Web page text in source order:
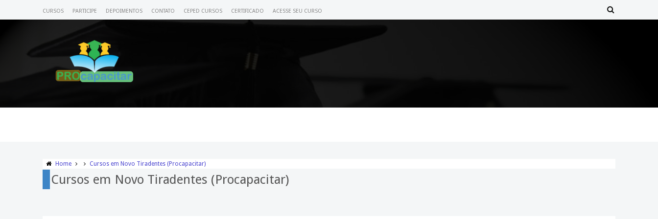
CURSOS PARTICIPE DEPOIMENTOS CONTATO CEPED CURSOS CERTIFICADO ACESSE SEU CURSO
Home Cursos em Novo Tiradentes (Procapacitar)
Cursos em Novo Tiradentes (Procapacitar)